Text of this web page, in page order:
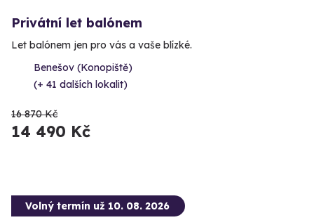
Privátní let balónem
Let balónem jen pro vás a vaše blízké.
Benešov (Konopiště)
(+ 41 dalších lokalit)
16 870 Kč
14 490 Kč
Volný termín už 10. 08. 2026